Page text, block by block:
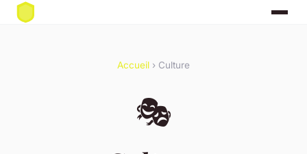
Accueil › Culture
🎭